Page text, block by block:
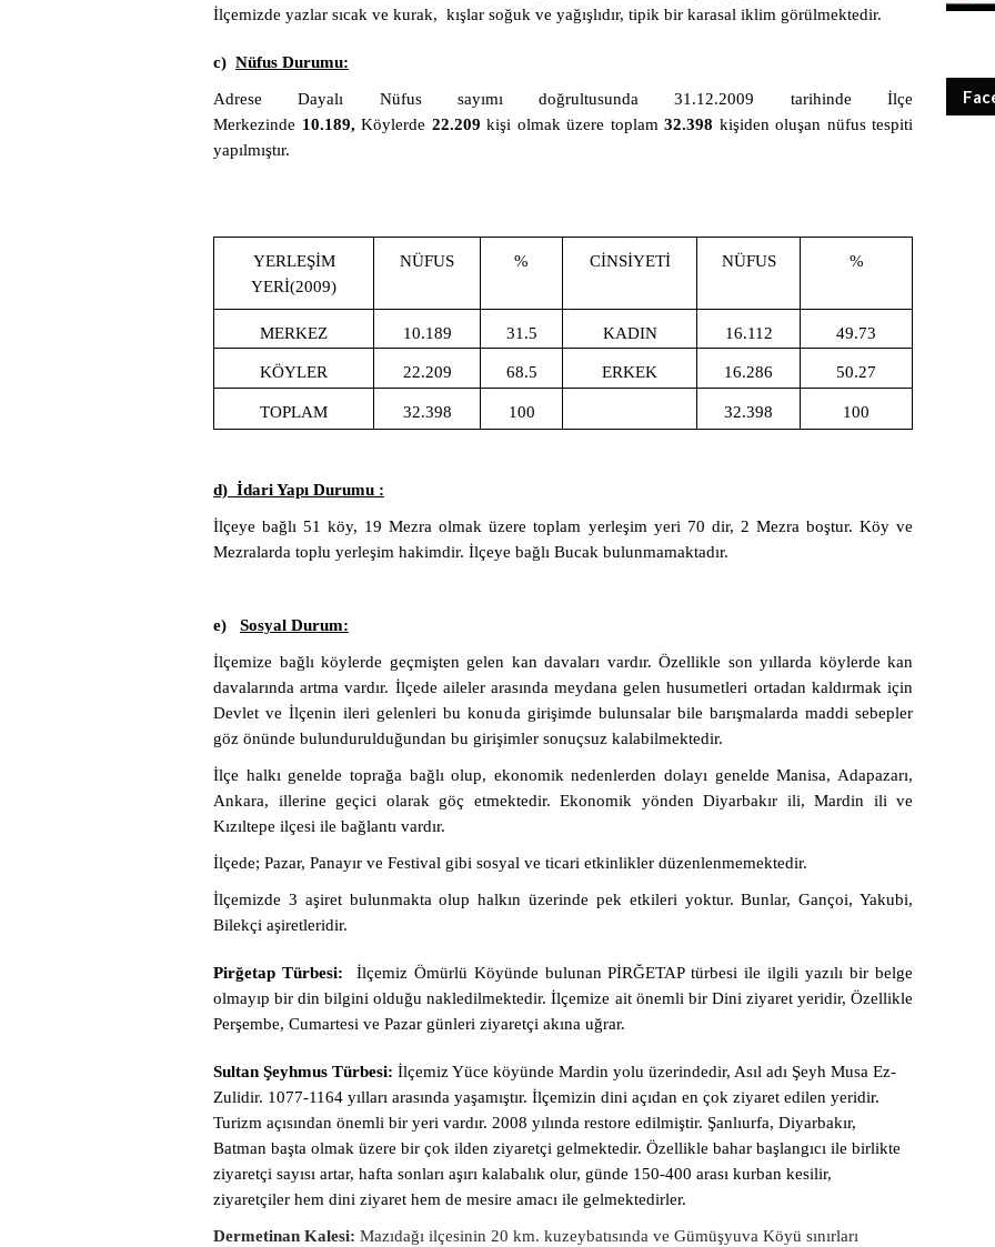
İlçemizde yazlar sıcak ve kurak, kışlar soğuk ve yağışlıdır, tipik bir karasal iklim görülmektedir.
c) Nüfus Durumu:
Adrese Dayalı Nüfus sayımı doğrultusunda 31.12.2009 tarihinde İlçe
Merkezinde 10.189,Köylerde 22.209 kişi olmak üzere toplam 32.398 kişiden oluşan nüfus tespiti
yapılmıştır.
YERLEŞİM
YERİ(2009)
NÜFUS % CİNSİYETİ NÜFUS %
MERKEZ 10.189 31.5 KADIN 16.112 49.73
KÖYLER 22.209 68.5 ERKEK 16.286 50.27
TOPLAM 32.398 100 32.398 100
d) İdari Yapı Durumu :
İlçeye bağlı 51 köy, 19 Mezra olmak üzere toplam yerleşim yeri 70 dir, 2 Mezra boştur. Köy ve
Mezralarda toplu yerleşim hakimdir. İlçeye bağlı Bucak bulunmamaktadır.
e) Sosyal Durum:
İlçemize bağlı köylerde geçmişten gelen kan davaları vardır. Özellikle son yıllarda köylerde kan
davalarında artma vardır. İlçede aileler arasında meydana gelen husumetleri ortadan kaldırmak için
Devlet ve İlçenin ileri gelenleri bu konuda girişimde bulunsalar bile barışmalarda maddi sebepler
göz önünde bulundurulduğundan bu girişimler sonuçsuz kalabilmektedir.
İlçe halkı genelde toprağa bağlı olup, ekonomik nedenlerden dolayı genelde Manisa, Adapazarı,
Ankara, illerine geçici olarak göç etmektedir. Ekonomik yönden Diyarbakır ili, Mardin ili ve
Kızıltepe ilçesi ile bağlantı vardır.
İlçede; Pazar, Panayır ve Festival gibi sosyal ve ticari etkinlikler düzenlenmemektedir.
İlçemizde 3 aşiret bulunmakta olup halkın üzerinde pek etkileri yoktur. Bunlar, Gançoi, Yakubi,
Bilekçi aşiretleridir.
Pirğetap Türbesi: İlçemiz Ömürlü Köyünde bulunan PİRĞETAP türbesi ile ilgili yazılı bir belge
olmayıp bir din bilgini olduğu nakledilmektedir. İlçemize ait önemli bir Dini ziyaret yeridir, Özellikle
Perşembe, Cumartesi ve Pazar günleri ziyaretçi akına uğrar.
Sultan Şeyhmus Türbesi: İlçemiz Yüce köyünde Mardin yolu üzerindedir, Asıl adı Şeyh Musa Ez-
Zulidir. 1077-1164 yılları arasında yaşamıştır. İlçemizin dini açıdan en çok ziyaret edilen yeridir.
Turizm açısından önemli bir yeri vardır. 2008 yılında restore edilmiştir. Şanlıurfa, Diyarbakır,
Batman başta olmak üzere bir çok ilden ziyaretçi gelmektedir. Özellikle bahar başlangıcı ile birlikte
ziyaretçi sayısı artar, hafta sonları aşırı kalabalık olur, günde 150-400 arası kurban kesilir,
ziyaretçiler hem dini ziyaret hem de mesire amacı ile gelmektedirler.
Dermetinan Kalesi: Mazıdağı ilçesinin 20 km. kuzeybatısında ve Gümüşyuva Köyü sınırları